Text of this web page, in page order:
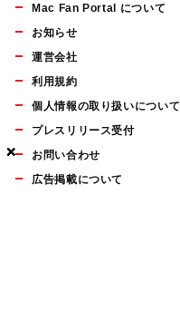
×
×
×
Mac Fan Portal について
お知らせ
運営会社
利用規約
個人情報の取り扱いについて
プレスリリース受付
お問い合わせ
広告掲載について